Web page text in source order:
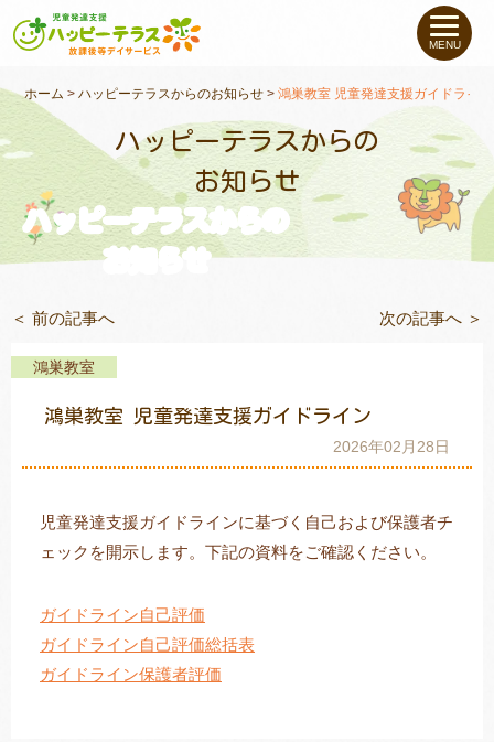
私たちについて
未就学のお子さま（０〜６才）
小学生〜高校生の お子さま
支援事例
教室一覧
MENU
ホーム >ハッピーテラスからのお知らせ >鴻巣教室 児童発達支援ガイドライン
ハッピーテラスからの
お知らせ
ハッピーテラスからの
お知らせ
＜ 前の記事へ 次の記事へ ＞
鴻巣教室
鴻巣教室 児童発達支援ガイドライン
2026年02月28日
児童発達支援ガイドラインに基づく自己および保護者チ
ェックを開示します。下記の資料をご確認ください。
ガイドライン自己評価
ガイドライン自己評価総括表
ガイドライン保護者評価